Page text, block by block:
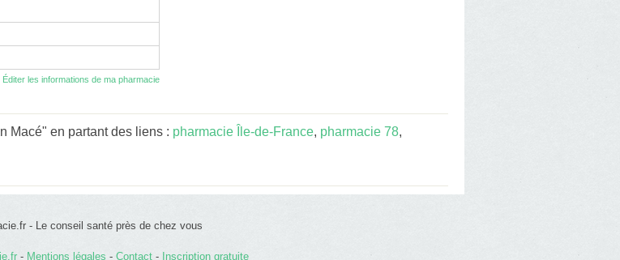
Éditer les informations de ma pharmacie
Macé" en partant des liens : pharmacie Île-de-France, pharmacie 78,
- Le conseil santé près de chez vous
- Mentions légales - Contact- Inscription gratuite